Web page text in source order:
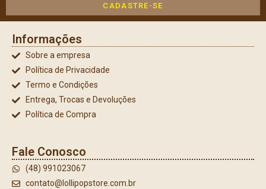
CADASTRE-SE
Informações
Sobre a empresa
Política de Privacidade
Termo e Condições
Entrega, Trocas e Devoluções
Política de Compra
Fale Conosco
(48) 991023067
contato@lollipopstore.com.br